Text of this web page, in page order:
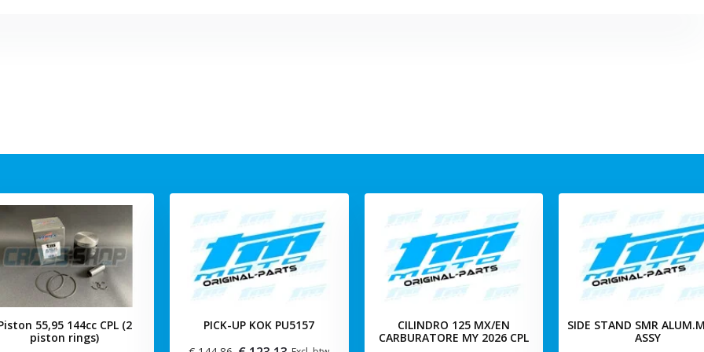
55,95 144cc CPL (2
piston rings)
PICK-UP KOK PU5157
CILINDRO 125 MX/EN
CARBURATORE MY 2026 CPL
SIDE STAND SMR
ASSY